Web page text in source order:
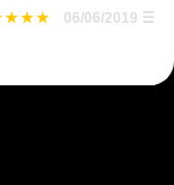
06/06/2019 ☰